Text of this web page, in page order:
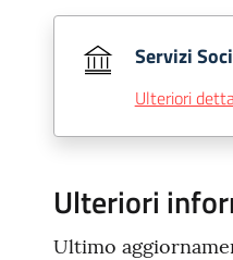
Servizi
Ulteriori
Ulteriori
Ultimo